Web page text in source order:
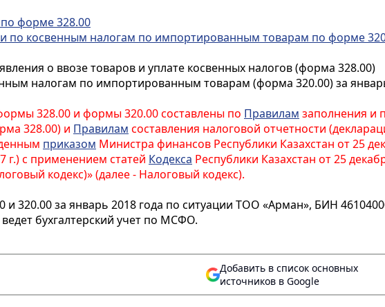
форме 328.00
по косвенным налогам по импортированным товарам по форме
о ввозе товаров и уплате косвенных налогов (форма 328.00)
налогам по импортированным товарам (форма 320.00) за
328.00 и формы 320.00 составлены по Правилам заполнения и
328.00) и Правилам составления налоговой отчетности
приказом Министра финансов Республики Казахстан от 25
г.) с применением статей Кодекса Республики Казахстан от 25
кодекс)» (далее - Налоговый кодекс).
320.00 за январь 2018 года по ситуации ТОО «Арман», БИН
бухгалтерский учет по МСФО.
Добавить в список основных
источников в Google